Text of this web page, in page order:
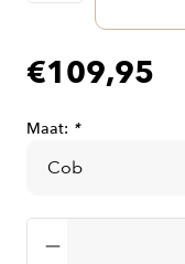
€109,95
Maat: *